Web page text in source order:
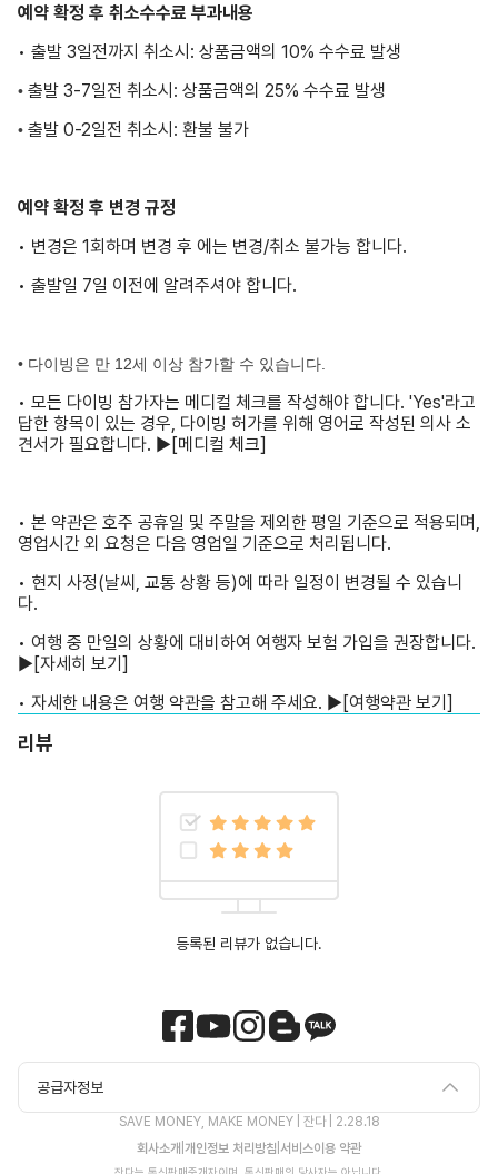
예약 확정 후 취소수수료 부과내용
• 출발 3일전까지 취소시: 상품금액의 10% 수수료 발생
• 출발 3-7일전 취소시: 상품금액의 25% 수수료 발생
• 출발 0-2일전 취소시: 환불 불가
예약 확정 후 변경 규정
• 변경은 1회하며 변경 후 에는 변경/취소 불가능 합니다.
• 출발일 7일 이전에 알려주셔야 합니다.
• 다이빙은 만 12세 이상 참가할 수 있습니다.
• 모든 다이빙 참가자는 메디컬 체크를 작성해야 합니다. 'Yes'라고
답한 항목이 있는 경우, 다이빙 허가를 위해 영어로 작성된 의사 소
견서가 필요합니다. ▶ [메디컬 체크]
• 본 약관은 호주 공휴일 및 주말을 제외한 평일 기준으로 적용되며,
영업시간 외 요청은 다음 영업일 기준으로 처리됩니다.
• 현지 사정(날씨, 교통 상황 등)에 따라 일정이 변경될 수 있습니
다.
• 여행 중 만일의 상황에 대비하여 여행자 보험 가입을 권장합니다.
▶ [자세히 보기]
• 자세한 내용은 여행 약관을 참고해 주세요. ▶ [여행약관 보기]
리뷰
등록된 리뷰가 없습니다.
공급자정보
SAVE MONEY, MAKE MONEY | 잔다 |
2.28.18
회사소개 개인정보 처리방침 서비스이용 약관